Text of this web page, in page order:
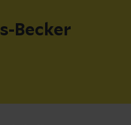
Becker